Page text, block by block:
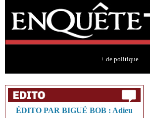
+ de politique
ÉDITO PAR BIGUÉ BOB : Adieu